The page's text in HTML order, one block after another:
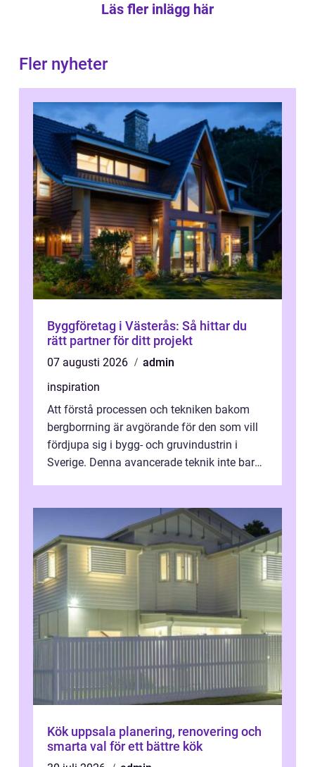
Läs fler inlägg här
Fler nyheter
Byggföretag i Västerås: Så hittar du
rätt partner för ditt projekt
07 augusti 2026
admin
inspiration
Att förstå processen och tekniken bakom
bergborrning är avgörande för den som vill
fördjupa sig i bygg- och gruvindustrin i
Sverige. Denna avancerade teknik inte bara
Kök uppsala planering, renovering och
smarta val för ett bättre kök